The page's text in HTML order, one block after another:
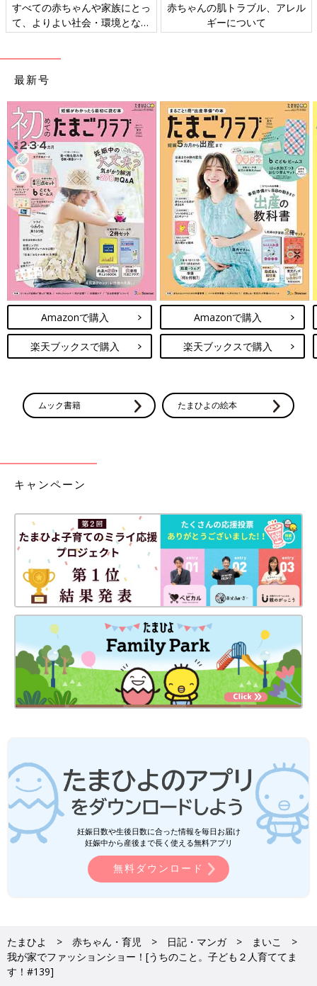
すべての赤ちゃんや家族にとっ
て、よりよい社会・環境となる
ことをめざしてさまざまな課題
赤ちゃんの肌トラブル、アレル
ギーについて
最新号
Amazonで購入
楽天ブックスで購入
Amazonで購入
楽天ブックスで購入
ムック書籍 たまひよの絵本
キャンペーン
妊娠日数や生後日数に合った情報を毎日お届け
妊娠中から産後まで長く使える無料アプリ
無料ダウンロード
たまひよ 赤ちゃん・育児 日記・マンガ
まいこ
我が家でファッションショー！[うちのこと。子ども２人育ててま
す！#139]